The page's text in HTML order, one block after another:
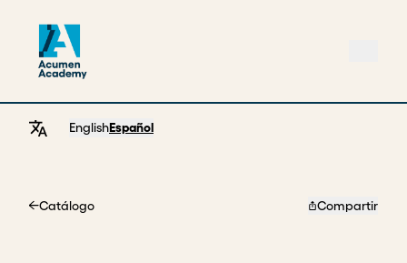
EnglishEspañol
Catálogo Compartir